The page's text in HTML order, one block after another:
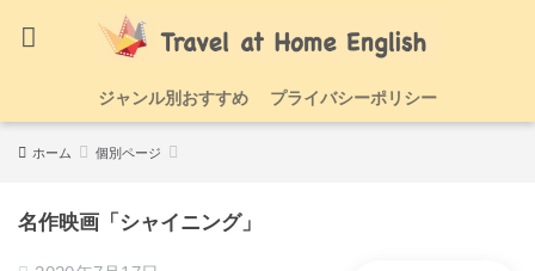
ジャンル別おすすめ プライバシーポリシー
ホーム 個別ページ
名作映画「シャイニング」